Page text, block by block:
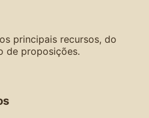
principais recursos, do
de proposições.